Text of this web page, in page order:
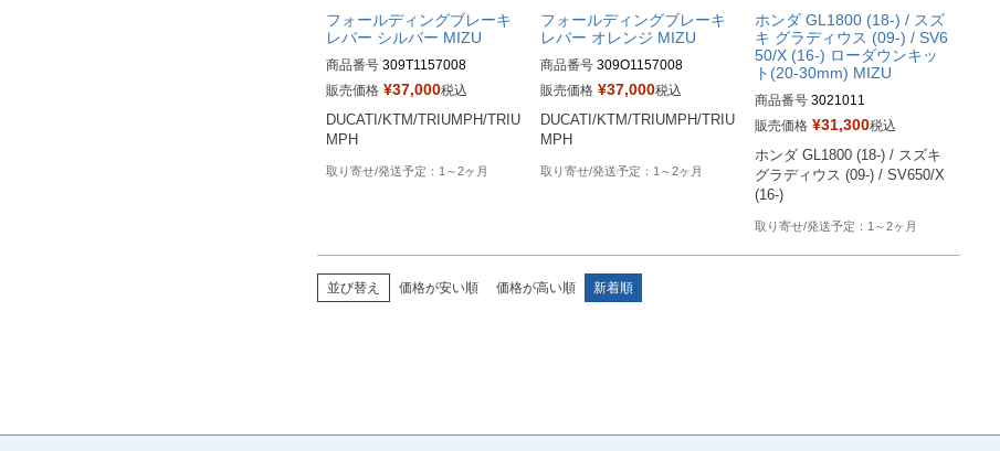
フォールディングブレーキ
レバー シルバー MIZU
商品番号 309T1157008
販売価格 ¥37,000税込
DUCATI/KTM/TRIUMPH/TRIU
MPH
1～2ヶ月
フォールディングブレーキ
レバー オレンジ MIZU
商品番号 309O1157008
販売価格 ¥37,000税込
DUCATI/KTM/TRIUMPH/TRIU
MPH
1～2ヶ月
ホンダ GL1800 (18-) / スズ
キ グラディウス (09-) / SV6
50/X (16-) ローダウンキッ
ト(20-30mm) MIZU
商品番号 3021011
メーカーサイト：
ering-kit/3021011
販売価格 ¥31,300税込
ホンダ GL1800 (18-) / スズキ
グラディウス (09-) / SV650/X
(16-)
1～2ヶ月
並び替え 価格が安い順 価格が高い順 新着順